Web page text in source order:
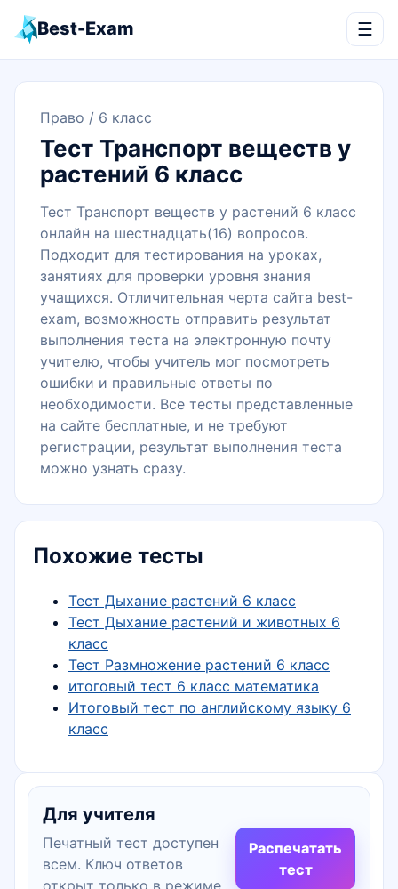
Best-Exam ☰
Право / 6 класс
Тест Транспорт веществ у
растений 6 класс
Тест Транспорт веществ у растений 6 класс
онлайн на шестнадцать(16) вопросов.
Подходит для тестирования на уроках,
занятиях для проверки уровня знания
учащихся. Отличительная черта сайта best-
exam, возможность отправить результат
выполнения теста на электронную почту
учителю, чтобы учитель мог посмотреть
ошибки и правильные ответы по
необходимости. Все тесты представленные
на сайте бесплатные, и не требуют
регистрации, результат выполнения теста
можно узнать сразу.
Похожие тесты
Тест Дыхание растений 6 класс
Тест Дыхание растений и животных 6
класс
Тест Размножение растений 6 класс
итоговый тест 6 класс математика
Итоговый тест по английскому языку 6
класс
Для учителя
Печатный тест доступен
всем. Ключ ответов
открыт только в режиме
Распечатать
тест